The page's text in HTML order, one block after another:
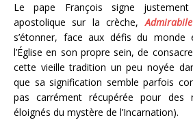
Le pape François signe
apostolique sur la crèche,
s’étonner, face aux défis du monde
l’Église en son propre sein, de
cette vieille tradition un peu noyée
que sa signification semble parfois
pas carrément récupérée pour des
éloignés du mystère de l’Incarnation).